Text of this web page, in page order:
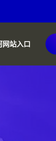
站入口